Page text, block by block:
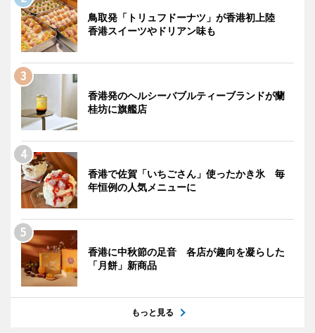
鳥取発「トリュフドーナツ」が香港初上陸
香港スイーツやドリアン味も
香港発のヘルシーバブルティーブランドが蘭
桂坊に旗艦店
香港で佐賀「いちごさん」使ったかき氷 毎
年恒例の人気メニューに
香港に中秋節の足音 各店が趣向を凝らした
「月餅」新商品
もっと見る